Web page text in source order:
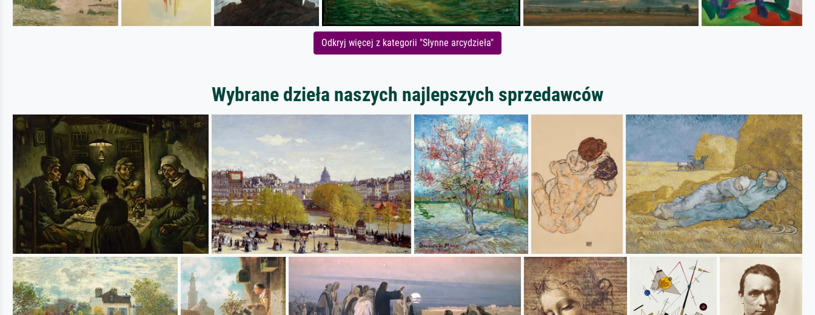
Odkryj więcej z kategorii "Słynne arcydzieła"
Wybrane dzieła naszych najlepszych sprzedawców